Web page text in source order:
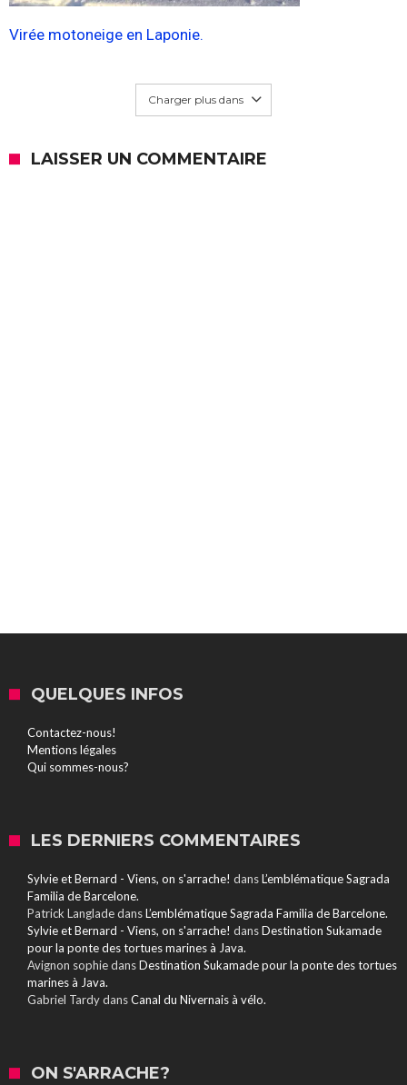
Virée motoneige en Laponie.
Charger plus dans
LAISSER UN COMMENTAIRE
QUELQUES INFOS
Contactez-nous!
Mentions légales
Qui sommes-nous?
LES DERNIERS COMMENTAIRES
Sylvie et Bernard - Viens, on s'arrache! dansL’emblématique Sagrada
Familia de Barcelone.
Patrick LangladedansL’emblématique Sagrada Familia de Barcelone.
Sylvie et Bernard - Viens, on s'arrache! dansDestination Sukamade
pour la ponte des tortues marines à Java.
Avignon sophiedansDestination Sukamade pour la ponte des tortues
marines à Java.
Gabriel TardydansCanal du Nivernais à vélo.
ON S'ARRACHE?